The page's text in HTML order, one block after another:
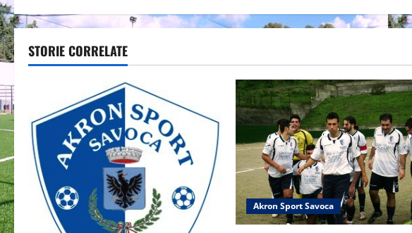
t
n
v
i
g
STORIE CORRELATE
Akron Sport Savoca